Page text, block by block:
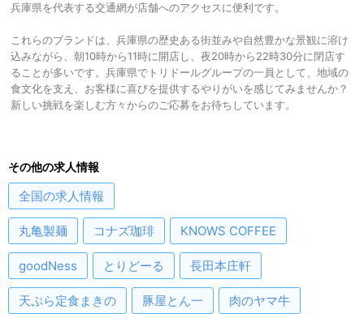
兵庫県を代表する交通網が店舗へのアクセスに便利です。
これらのブランドは、兵庫県の歴史ある街並みや自然豊かな景観に溶け
込みながら、朝10時から11時に開店し、夜20時から22時30分に閉店す
ることが多いです。兵庫県でトリドールグループの一員として、地域の
食文化を支え、お客様に喜びを提供するやりがいを感じてみませんか？
新しい挑戦を楽しむ方々からのご応募をお待ちしています。
その他の求人情報
全国の求人情報
丸亀製麺 コナズ珈琲 KNOWS COFFEE
goodNess とりどーる 長田本庄軒
天ぷら定食まきの 豚屋とん一 肉のヤマ牛